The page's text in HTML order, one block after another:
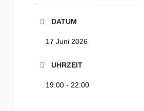
DATUM
17 Juni 2026
UHRZEIT
19:00 - 22:00